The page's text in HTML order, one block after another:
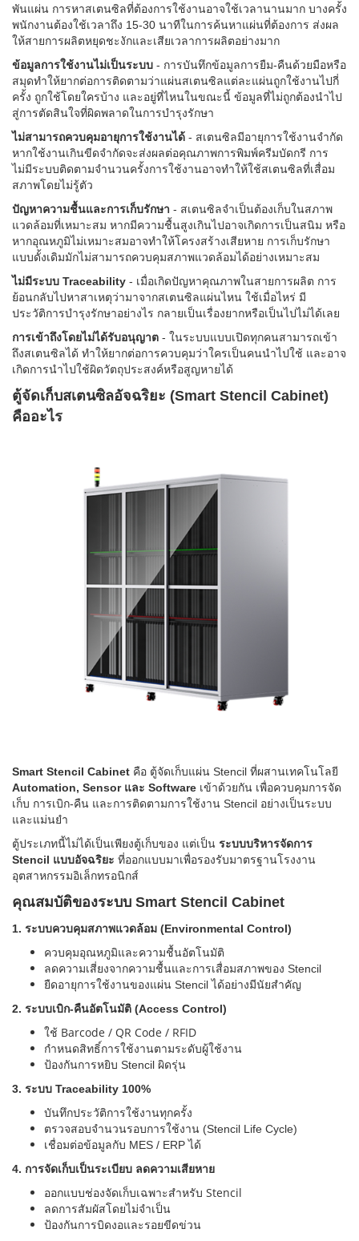
พันแผ่น การหาสเตนซิลที่ต้องการใช้งานอาจใช้เวลานานมาก บางครั้ง
พนักงานต้องใช้เวลาถึง 15-30 นาทีในการค้นหาแผ่นที่ต้องการ ส่งผล
ให้สายการผลิตหยุดชะงักและเสียเวลาการผลิตอย่างมาก
ข้อมูลการใช้งานไม่เป็นระบบ - การบันทึกข้อมูลการยืม-คืนด้วยมือหรือ
สมุดทำให้ยากต่อการติดตามว่าแผ่นสเตนซิลแต่ละแผ่นถูกใช้งานไปกี่
ครั้ง ถูกใช้โดยใครบ้าง และอยู่ที่ไหนในขณะนี้ ข้อมูลที่ไม่ถูกต้องนำไป
สู่การตัดสินใจที่ผิดพลาดในการบำรุงรักษา
ไม่สามารถควบคุมอายุการใช้งานได้ - สเตนซิลมีอายุการใช้งานจำกัด
หากใช้งานเกินขีดจำกัดจะส่งผลต่อคุณภาพการพิมพ์ครีมบัดกรี การ
ไม่มีระบบติดตามจำนวนครั้งการใช้งานอาจทำให้ใช้สเตนซิลที่เสื่อม
สภาพโดยไม่รู้ตัว
ปัญหาความชื้นและการเก็บรักษา - สเตนซิลจำเป็นต้องเก็บในสภาพ
แวดล้อมที่เหมาะสม หากมีความชื้นสูงเกินไปอาจเกิดการเป็นสนิม หรือ
หากอุณหภูมิไม่เหมาะสมอาจทำให้โครงสร้างเสียหาย การเก็บรักษา
แบบดั้งเดิมมักไม่สามารถควบคุมสภาพแวดล้อมได้อย่างเหมาะสม
ไม่มีระบบ Traceability - เมื่อเกิดปัญหาคุณภาพในสายการผลิต การ
ย้อนกลับไปหาสาเหตุว่ามาจากสเตนซิลแผ่นไหน ใช้เมื่อไหร่ มี
ประวัติการบำรุงรักษาอย่างไร กลายเป็นเรื่องยากหรือเป็นไปไม่ได้เลย
การเข้าถึงโดยไม่ได้รับอนุญาต - ในระบบแบบเปิดทุกคนสามารถเข้า
ถึงสเตนซิลได้ ทำให้ยากต่อการควบคุมว่าใครเป็นคนนำไปใช้ และอาจ
เกิดการนำไปใช้ผิดวัตถุประสงค์หรือสูญหายได้
ตู้จัดเก็บสเตนซิลอัจฉริยะ (Smart Stencil Cabinet)
คืออะไร
Smart Stencil Cabinet คือ ตู้จัดเก็บแผ่น Stencil ที่ผสานเทคโนโลยี
Automation, Sensor และ Software เข้าด้วยกัน เพื่อควบคุมการจัด
เก็บ การเบิก-คืน และการติดตามการใช้งาน Stencil อย่างเป็นระบบ
และแม่นยำ
ตู้ประเภทนี้ไม่ได้เป็นเพียงตู้เก็บของ แต่เป็น ระบบบริหารจัดการ
Stencil แบบอัจฉริยะ ที่ออกแบบมาเพื่อรองรับมาตรฐานโรงงาน
อุตสาหกรรมอิเล็กทรอนิกส์
คุณสมบัติของระบบ Smart Stencil Cabinet
1. ระบบควบคุมสภาพแวดล้อม (Environmental Control)
ควบคุมอุณหภูมิและความชื้นอัตโนมัติ
ลดความเสี่ยงจากความชื้นและการเสื่อมสภาพของ Stencil
ยืดอายุการใช้งานของแผ่น Stencil ได้อย่างมีนัยสำคัญ
2. ระบบเบิก-คืนอัตโนมัติ (Access Control)
ใช้ Barcode / QR Code / RFID
กำหนดสิทธิ์การใช้งานตามระดับผู้ใช้งาน
ป้องกันการหยิบ Stencil ผิดรุ่น
3. ระบบ Traceability 100%
บันทึกประวัติการใช้งานทุกครั้ง
ตรวจสอบจำนวนรอบการใช้งาน (Stencil Life Cycle)
เชื่อมต่อข้อมูลกับ MES / ERP ได้
4. การจัดเก็บเป็นระเบียบ ลดความเสียหาย
ออกแบบช่องจัดเก็บเฉพาะสำหรับ Stencil
ลดการสัมผัสโดยไม่จำเป็น
ป้องกันการบิดงอและรอยขีดข่วน